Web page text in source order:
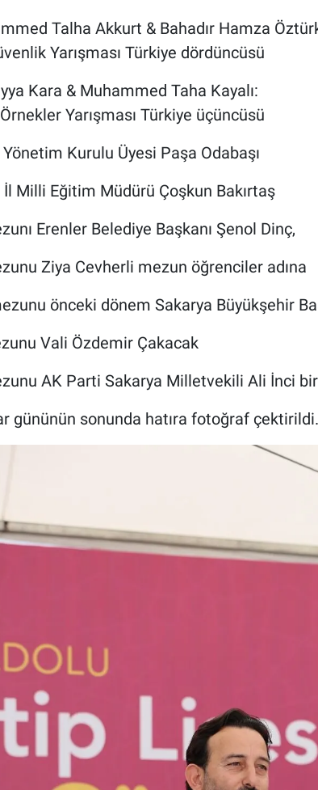
Talha Akkurt & Bahadır Hamza
Yarışması Türkiye dördüncüsü
Kara & Muhammed Taha Kayalı:
Örnekler Yarışması Türkiye üçüncüsü
Yönetim Kurulu Üyesi Paşa Odabaşı
İl Milli Eğitim Müdürü Çoşkun Bakırtaş
Erenler Belediye Başkanı Şenol Dinç,
Ziya Cevherli mezun öğrenciler adına
önceki dönem Sakarya Büyükşehir
Vali Özdemir Çakacak
AK Parti Sakarya Milletvekili Ali İnci
gününün sonunda hatıra fotoğraf çektirildi.